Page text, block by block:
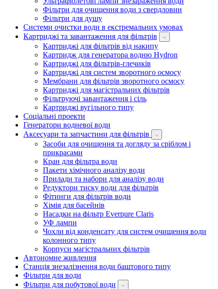
Фільтри для очищення води з свердловин
Фільтри для душу
Системи очистки води в екстремальних умовах
Картриджі та завантаження для фільтрів
Картриджі для фільтрів від накипу
Картридж для генератора водню Hydron
Картриджі для фільтрів-глечиків
Картриджі для систем зворотного осмосу
Мембрани для фільтрів зворотного осмосу
Картриджі для магістральних фільтрів
Фільтруючі завантаження і сіль
Картриджі вугільного типу
Соціальні проекти
Генератори водневої води
Аксесуари та запчастини для фільтрів
Засоби для очищення та догляду за сріблом і
прикрасами
Кран для фільтра води
Пакети хімічного аналізу води
Прилади та набори для аналізу води
Редуктори тиску води для фільтрів
Фітинги для фільтрів води
Хімія для басейнів
Насадки на фільтр Everpure Claris
УФ лампи
Чохли від конденсату для систем очищення води
колонного типу
Корпуси магістральних фільтрів
Автономне живлення
Станція знезалізнення води баштового типу
Фільтри для води
Фільтри для побутової води